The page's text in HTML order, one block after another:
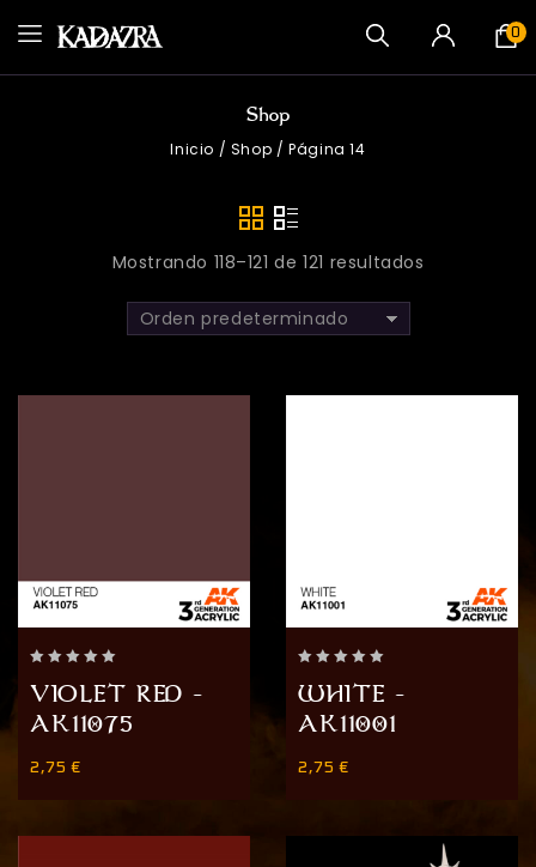
0
Shop
Inicio / Shop /Página 14
Mostrando 118–121 de 121 resultados
Orden predeterminado
out
of
VIOLET RED –
AK11075
2,75 €
out
of
WHITE –
AK11001
2,75 €